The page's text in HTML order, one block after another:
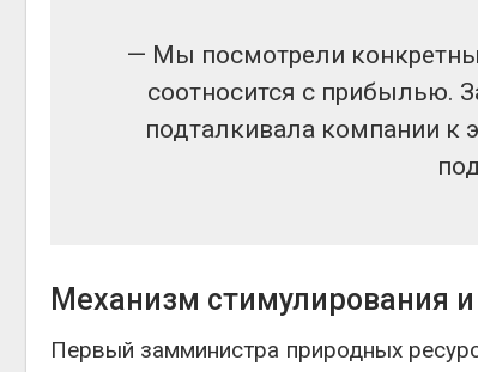
— Мы посмотрели
соотносится с прибылью.
подталкивала компании к
Механизм стимулирования
Первый замминистра природных